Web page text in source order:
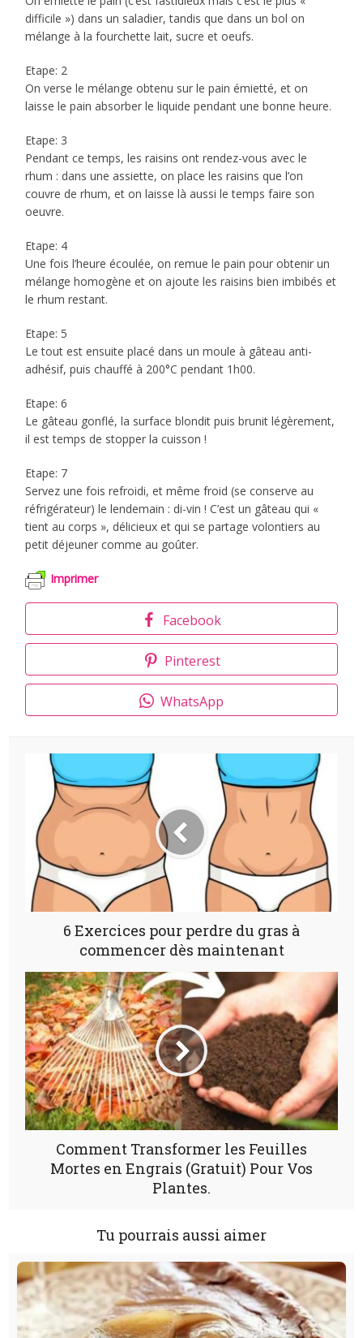
difficile ») dans un saladier, tandis que dans un bol on
mélange à la fourchette lait, sucre et oeufs.
Etape: 2
On verse le mélange obtenu sur le pain émietté, et on
laisse le pain absorber le liquide pendant une bonne heure.
Etape: 3
Pendant ce temps, les raisins ont rendez-vous avec le
rhum : dans une assiette, on place les raisins que l’on
couvre de rhum, et on laisse là aussi le temps faire son
oeuvre.
Etape: 4
Une fois l’heure écoulée, on remue le pain pour obtenir un
mélange homogène et on ajoute les raisins bien imbibés et
le rhum restant.
Etape: 5
Le tout est ensuite placé dans un moule à gâteau anti-
adhésif, puis chauffé à 200°C pendant 1h00.
Etape: 6
Le gâteau gonflé, la surface blondit puis brunit légèrement,
il est temps de stopper la cuisson !
Etape: 7
Servez une fois refroidi, et même froid (se conserve au
réfrigérateur) le lendemain : di-vin ! C’est un gâteau qui «
tient au corps », délicieux et qui se partage volontiers au
petit déjeuner comme au goûter.
Imprimer
Facebook
Pinterest
WhatsApp
6 Exercices pour perdre du gras à
commencer dès maintenant
Comment Transformer les Feuilles
Mortes en Engrais (Gratuit) Pour Vos
Plantes.
Tu pourrais aussi aimer